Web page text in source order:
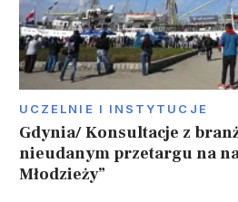
UCZELNIE I INSTYTUCJE
Gdynia/ Konsultacje z
nieudanym przetargu na
Młodzieży”